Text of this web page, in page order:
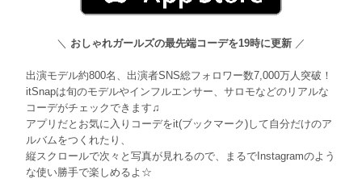
＼ おしゃれガールズの最先端コーデを19時に更新 ／
出演モデル約800名、出演者SNS総フォロワー数7,000万人突破！
itSnapは旬のモデルやインフルエンサー、サロモなどのリアルな
コーデがチェックできます♫
アプリだとお気に入りコーデをit(ブックマーク)して自分だけのア
ルバムをつくれたり、
縦スクロールで次々と写真が見れるので、まるでInstagramのよう
な使い勝手で楽しめるよ☆